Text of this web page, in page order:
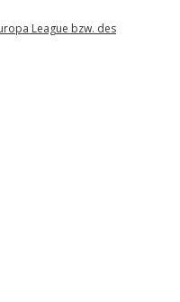
League bzw. des